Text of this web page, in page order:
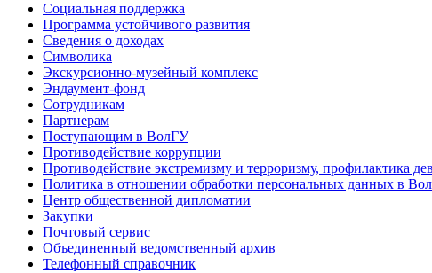
Социальная поддержка
Программа устойчивого развития
Сведения о доходах
Символика
Экскурсионно-музейный комплекс
Эндаумент-фонд
Сотрудникам
Партнерам
Поступающим в ВолГУ
Противодействие коррупции
Противодействие экстремизму и терроризму, профилактика
Политика в отношении обработки персональных данных в
Центр общественной дипломатии
Закупки
Почтовый сервис
Объединенный ведомственный архив
Телефонный справочник